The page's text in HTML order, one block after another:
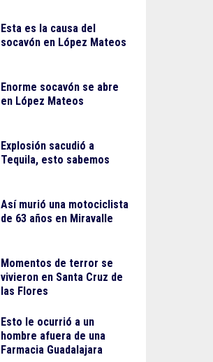
Esta es la causa del
socavón en López Mateos
Enorme socavón se abre
en López Mateos
Explosión sacudió a
Tequila, esto sabemos
Así murió una motociclista
de 63 años en Miravalle
Momentos de terror se
vivieron en Santa Cruz de
las Flores
Esto le ocurrió a un
hombre afuera de una
Farmacia Guadalajara